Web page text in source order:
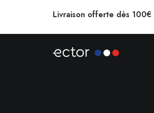
Livraison offerte dès 100€